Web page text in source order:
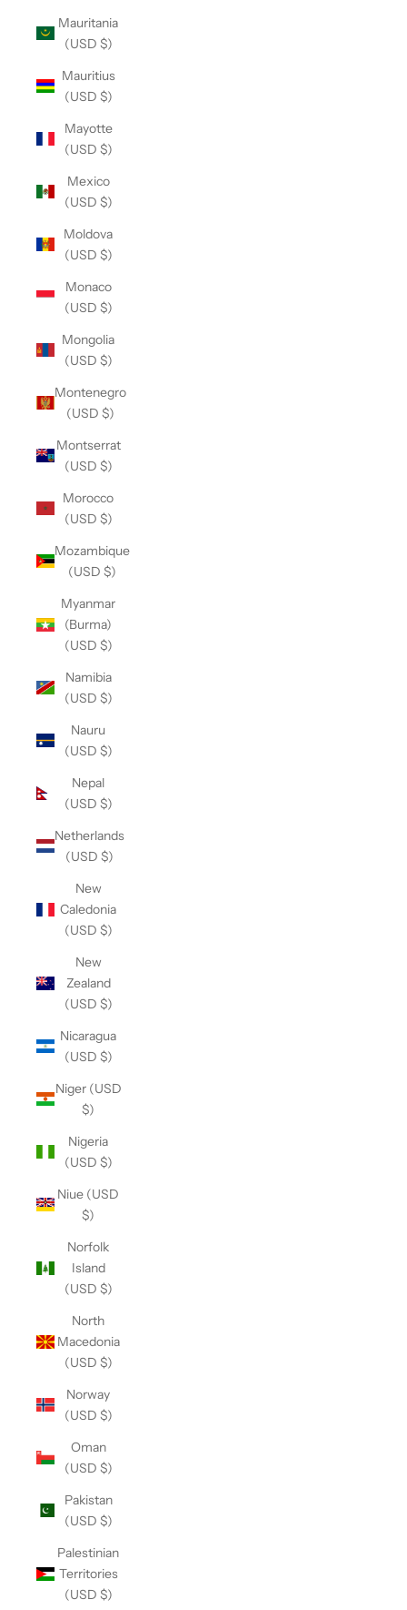
Mauritania
(USD $)
Mauritius
(USD $)
Mayotte
(USD $)
Mexico
(USD $)
Moldova
(USD $)
Monaco
(USD $)
Mongolia
(USD $)
Montenegro
(USD $)
Montserrat
(USD $)
Morocco
(USD $)
Mozambique
(USD $)
Myanmar
(Burma)
(USD $)
Namibia
(USD $)
Nauru
(USD $)
Nepal
(USD $)
Netherlands
(USD $)
New
Caledonia
(USD $)
New
Zealand
(USD $)
Nicaragua
(USD $)
Niger (USD
$)
Nigeria
(USD $)
Niue (USD
$)
Norfolk
Island
(USD $)
North
Macedonia
(USD $)
Norway
(USD $)
Oman
(USD $)
Pakistan
(USD $)
Palestinian
Territories
(USD $)